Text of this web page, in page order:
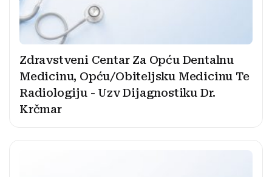
Zdravstveni Centar Za Opću Dentalnu
Medicinu, Opću/Obiteljsku Medicinu Te
Radiologiju - Uzv Dijagnostiku Dr.
Krčmar